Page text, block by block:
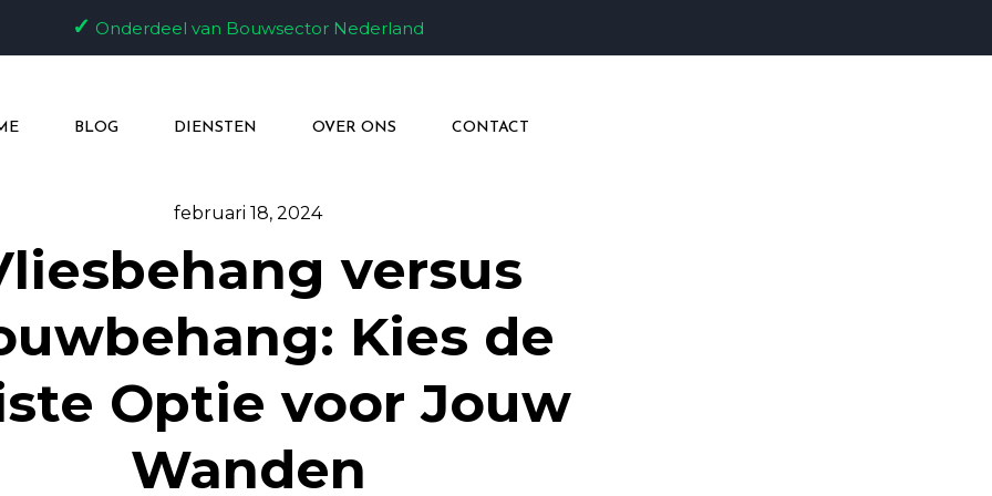
✓ Onderdeel van Bouwsector Nederland
BLOG DIENSTEN OVER ONS CONTACT
februari 18, 2024
versus
Kies de
Optie voor Jouw
Wanden